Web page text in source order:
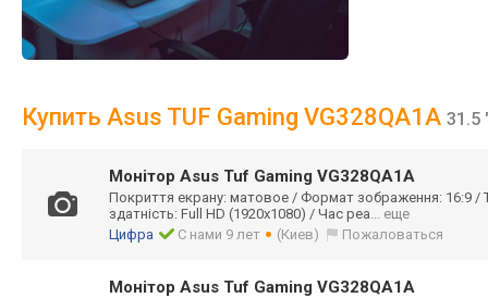
Купить Asus TUF Gaming VG328QA1A 31.5
Монітор Asus Tuf Gaming VG328QA1A
Покриття екрану: матовое / Формат зображення: 16:9 /
здатність: Full HD (1920x1080) / Час реа... еще
Цифра
С нами 9 лет (Киев) Пожаловаться
Монітор Asus Tuf Gaming VG328QA1A